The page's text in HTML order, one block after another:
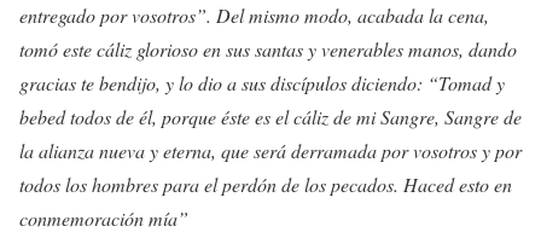
entregado por vosotros”. Del mismo modo, acabada la cena,
tomó este cáliz glorioso en sus santas y venerables manos, dando
gracias te bendijo, y lo dio a sus discípulos diciendo: “Tomad y
bebed todos de él, porque éste es el cáliz de mi Sangre, Sangre de
la alianza nueva y eterna, que será derramada por vosotros y por
todos los hombres para el perdón de los pecados. Haced esto en
conmemoración mía”